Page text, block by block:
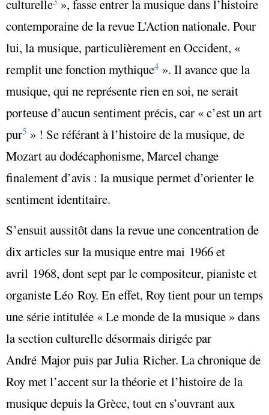
culturelle », fasse entrer la musique dans l’histoire
contemporaine de la revue L’Action nationale. Pour
lui, la musique, particulièrement en Occident, «
remplit une fonction mythique4 ». Il avance que la
musique, qui ne représente rien en soi, ne serait
porteuse d’aucun sentiment précis, car « c’est un art
pur5 » ! Se référant à l’histoire de la musique, de
Mozart au dodécaphonisme, Marcel change
finalement d’avis : la musique permet d’orienter le
sentiment identitaire.
S’ensuit aussitôt dans la revue une concentration de
dix articles sur la musique entre mai 1966 et
avril 1968, dont sept par le compositeur, pianiste et
organiste Léo Roy. En effet, Roy tient pour un temps
une série intitulée « Le monde de la musique » dans
la section culturelle désormais dirigée par
André Major puis par Julia Richer. La chronique de
Roy met l’accent sur la théorie et l’histoire de la
musique depuis la Grèce, tout en s’ouvrant aux